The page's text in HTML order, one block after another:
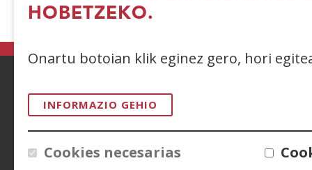
HOBETZEKO.
Onartu botoian klik eginez gero, hori
INFORMAZIO GEHIO
Cookies necesarias
ACCESIBILIDAD
CONTACTO